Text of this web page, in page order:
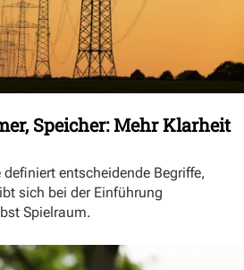
Speicher: Mehr Klarheit
entscheidende Begriffe,
sich bei der Einführung
Spielraum.